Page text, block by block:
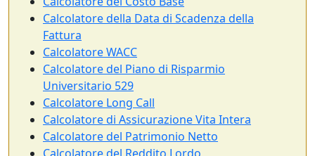
Calcolatore della Data di Scadenza della
Fattura
Calcolatore WACC
Calcolatore del Piano di Risparmio
Universitario 529
Calcolatore Long Call
Calcolatore di Assicurazione Vita Intera
Calcolatore del Patrimonio Netto